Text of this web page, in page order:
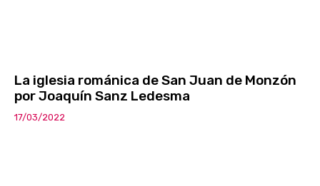
La iglesia románica de San Juan de Monzón
por Joaquín Sanz Ledesma
17/03/2022